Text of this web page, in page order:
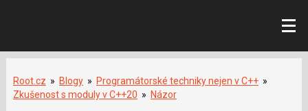
Root.cz » Blogy » Programátorské techniky nejen v C++ »
Zkušenost s moduly v C++20 » Názor